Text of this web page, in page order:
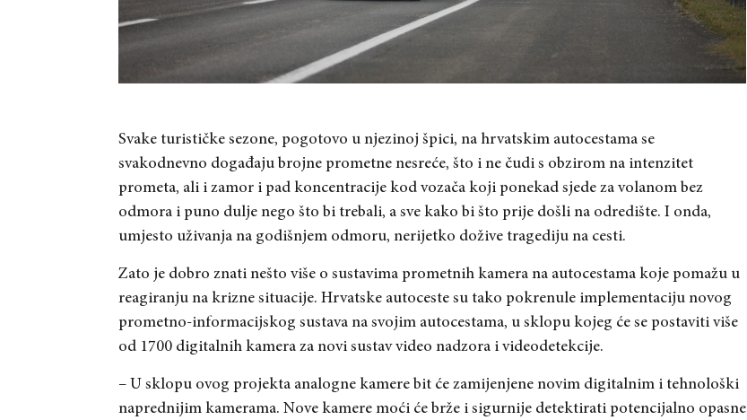
Svake turističke sezone, pogotovo u njezinoj špici, na hrvatskim autocestama se
svakodnevno događaju brojne prometne nesreće, što i ne čudi s obzirom na intenzitet
prometa, ali i zamor i pad koncentracije kod vozača koji ponekad sjede za volanom bez
odmora i puno dulje nego što bi trebali, a sve kako bi što prije došli na odredište. I onda,
umjesto uživanja na godišnjem odmoru, nerijetko dožive tragediju na cesti.
Zato je dobro znati nešto više o sustavima prometnih kamera na autocestama koje pomažu u
reagiranju na krizne situacije. Hrvatske autoceste su tako pokrenule implementaciju novog
prometno-informacijskog sustava na svojim autocestama, u sklopu kojeg će se postaviti više
od 1700 digitalnih kamera za novi sustav video nadzora i videodetekcije.
– U sklopu ovog projekta analogne kamere bit će zamijenjene novim digitalnim i tehnološki
naprednijim kamerama. Nove kamere moći će brže i sigurnije detektirati potencijalno opasne